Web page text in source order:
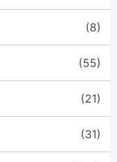
(8)
(55)
(21)
(31)